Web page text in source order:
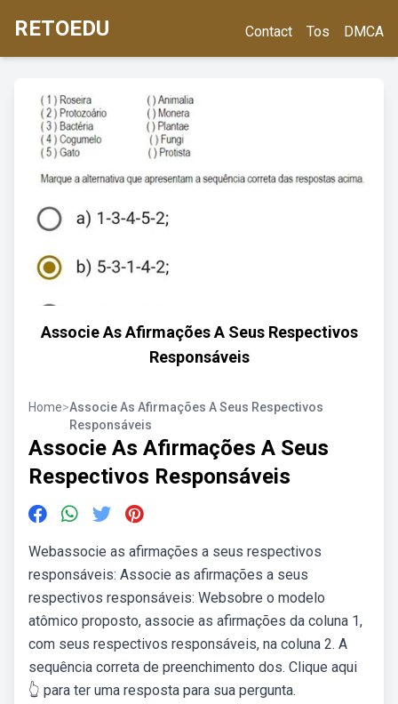
RETOEDU Contact Tos DMCA
Associe As Afirmações A Seus Respectivos
Responsáveis
Home>Associe As Afirmações A Seus Respectivos
Responsáveis
Associe As Afirmações A Seus
Respectivos Responsáveis
Webassocie as afirmações a seus respectivos
responsáveis: Associe as afirmações a seus
respectivos responsáveis: Websobre o modelo
atômico proposto, associe as afirmações da coluna 1,
com seus respectivos responsáveis, na coluna 2. A
sequência correta de preenchimento dos. Clique aqui
👆 para ter uma resposta para sua pergunta.